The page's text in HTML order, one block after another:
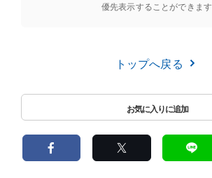
優先表示することができます
トップへ戻る